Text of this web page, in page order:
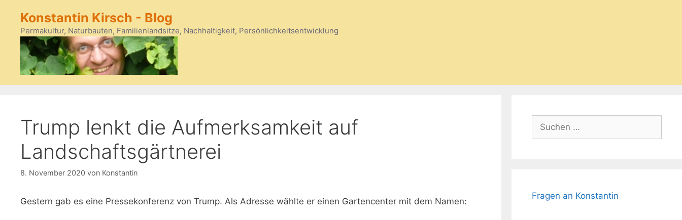
springen
Konstantin Kirsch - Blog
Permakultur, Naturbauten, Familienlandsitze, Nachhaltigkeit, Persönlichkeitsentwicklung
Trump lenkt die Aufmerksamkeit auf
Landschaftsgärtnerei
8. November 2020 von Konstantin
Gestern gab es eine Pressekonferenz von Trump. Als Adresse wählte er einen Gartencenter mit dem Namen:
Suchen
nach:
Fragen an Konstantin